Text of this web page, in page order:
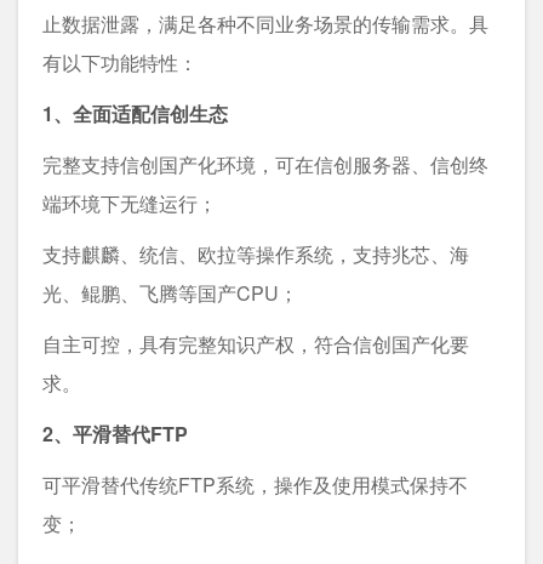
止数据泄露，满足各种不同业务场景的传输需求。具
有以下功能特性：
1、全面适配信创生态
完整支持信创国产化环境，可在信创服务器、信创终
端环境下无缝运行；
支持麒麟、统信、欧拉等操作系统，支持兆芯、海
光、鲲鹏、飞腾等国产CPU；
自主可控，具有完整知识产权，符合信创国产化要
求。
2、平滑替代FTP
可平滑替代传统FTP系统，操作及使用模式保持不
变；